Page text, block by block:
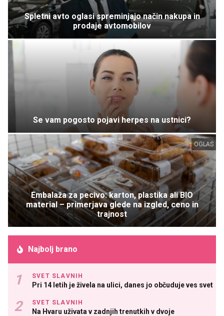
Spletni avto oglasi spreminjajo način nakupa in
prodaje avtomobilov
Se vam pogosto pojavi herpes na ustnici?
OGLAS
Embalaža za pecivo: karton, plastika ali BIO
material – primerjava glede na izgled, ceno in
trajnost
Najbolj brano
SVET SLAVNIH
Pri 14 letih je živela na ulici, danes jo občuduje ves svet
SVET SLAVNIH
Na Hvaru uživata v zadnjih trenutkih v dvoje